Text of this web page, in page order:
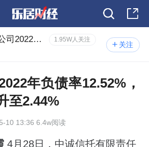
关注
专题 | 信托公司2022年度报告 1.95W人关注
年负债率12.52%，
至2.44%
10 13:36 6.4w阅读
4月28日，中诚信托有限责任